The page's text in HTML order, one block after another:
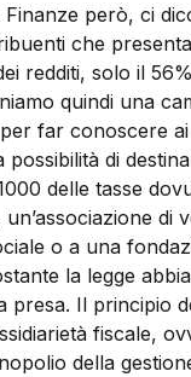
Finanze però, ci
che
redditi, solo il
quindi una
far conoscere ai
possibilità di
delle tasse
di
o a una
la legge
presa. Il principio
fiscale,
della